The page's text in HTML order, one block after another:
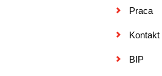
Praca
Kontakt
BIP